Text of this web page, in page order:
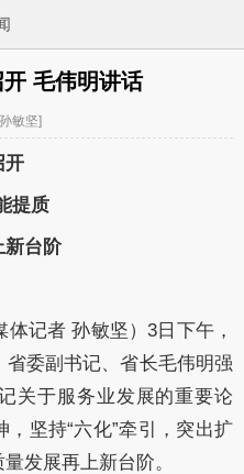
毛伟明讲话
敏坚]
开
提质
新台阶
体记者 孙敏坚）3 日下午，
省委副书记、省长毛伟明强
关于服务业发展的重要论
，坚持“六化”牵引， 突出扩
量发展再上新台阶。